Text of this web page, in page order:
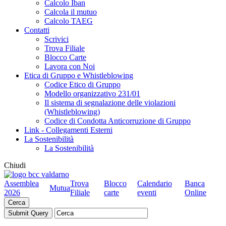
Calcolo Iban
Calcola il mutuo
Calcolo TAEG
Contatti
Scrivici
Trova Filiale
Blocco Carte
Lavora con Noi
Etica di Gruppo e Whistleblowing
Codice Etico di Gruppo
Modello organizzativo 231/01
Il sistema di segnalazione delle violazioni
(Whistleblowing)
Codice di Condotta Anticorruzione di Gruppo
Link - Collegamenti Esterni
La Sostenibilità
La Sostenibilità
Chiudi
Assemblea
2026
Mutua
Trova
Filiale
Blocco
carte
Calendario
eventi
Banca
Online
Cerca